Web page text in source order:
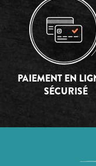
PAIEMENT EN
SÉCURISÉ